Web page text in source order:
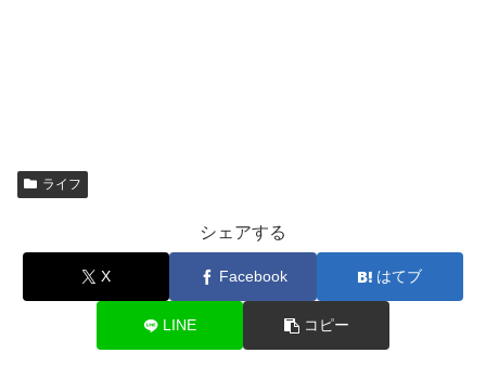
ライフ
シェアする
X Facebook はてブ
LINE コピー